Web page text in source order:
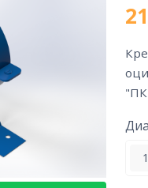
крепление трубы на сендвич панель диаметр 220 мм RAL 5005 из